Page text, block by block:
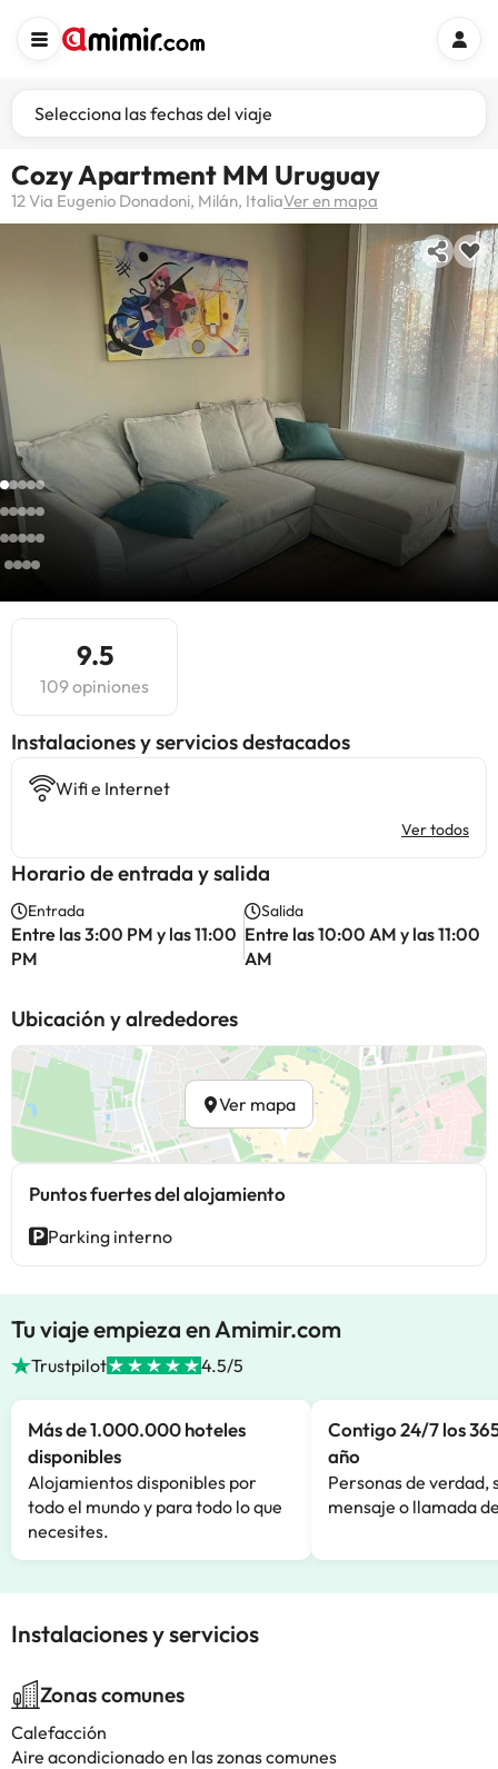
Selecciona las fechas del viaje
Cozy Apartment MM Uruguay
12 Via Eugenio Donadoni, Milán, ItaliaVer en mapa
9.5
109 opiniones
Instalaciones y servicios destacados
Wifi e Internet
Ver todos
Horario de entrada y salida
Entrada
Entre las 3:00 PM y las 11:00
PM
Salida
Entre las 10:00 AM y las 11:00
AM
Ubicación y alrededores
Ver mapa
Puntos fuertes del alojamiento
Parking interno
Tu viaje empieza en Amimir.com
Trustpilot 4.5/5
Más de 1.000.000 hoteles
disponibles
Alojamientos disponibles por
todo el mundo y para todo lo que
necesites.
Contigo 24/7 los
año
Personas de verdad,
mensaje o llamada
Instalaciones y servicios
Zonas comunes
Calefacción
Aire acondicionado en las zonas comunes